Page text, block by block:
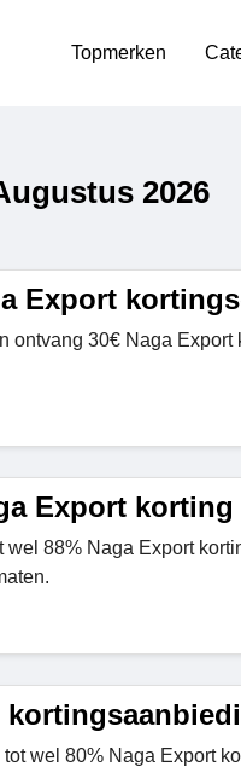
Topmerken
2026
Export
ontvang 30€ Naga Export
Export korting
wel 88% Naga Export
tot wel 80% Naga Export